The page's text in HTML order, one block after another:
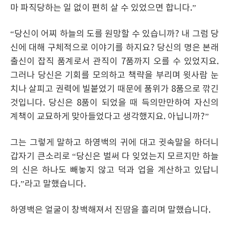
마 파직당하는 일 없이 편히 살 수 있었으면 합니다.”
“당신이 어찌 하늘의 도를 원망할 수 있습니까? 내 그럼 당
신에 대해 구체적으로 이야기를 하지요? 당신의 명은 본래
출신이 잡직 품계로서 관직이 7품까지 오를 수 있었지요.
그러나 당신은 기회를 모의하고 책략을 부리며 윗사람 눈
치나 살피고 권력에 빌붙었기 때문에 품위가 8품으로 깎긴
것입니다. 당신은 8품이 되었을 때 득의만만하여 자신의
계책이 교묘하게 맞아들었다고 생각했지요. 아닙니까?”
그는 그렇게 말하고 하영백의 귀에 대고 귓속말을 하더니
갑자기 큰소리로 “당신은 벌써 다 잊었는지 모르지만 하늘
의 신은 하나도 빼놓지 않고 덕과 업을 계산하고 있답니
다.”라고 말했습니다.
하영백은 얼굴이 창백해져서 진땀을 흘리며 말했습니다.